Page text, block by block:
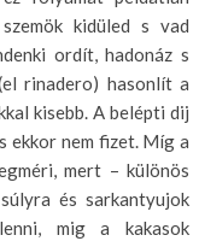
kidüled s vad
ordít, hadonáz s
rinadero) hasonlít a
ki­sebb. A belépti dij
ekkor nem fizet. Míg a
mert – különös
és sarkantyujok
mig a kakasok